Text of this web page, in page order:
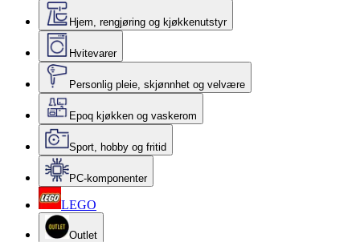
Hjem, rengjøring og kjøkkenutstyr
Hvitevarer
Personlig pleie, skjønnhet og velvære
Epoq kjøkken og vaskerom
Sport, hobby og fritid
PC-komponenter
LEGO
Outlet